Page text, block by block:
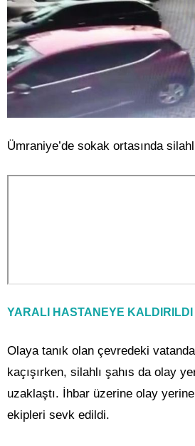
Ümraniye’de sokak ortasında
YARALI HASTANEYE KALDIRILDI
Olaya tanık olan çevredeki
kaçışırken, silahlı şahıs da olay
uzaklaştı. İhbar üzerine olay
ekipleri sevk edildi.